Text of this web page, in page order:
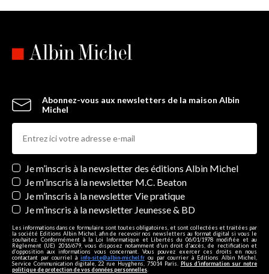
Abonnez-vous aux newsletters de la maison Albin
Michel
Newsletters
Je m’inscris à la newsletter des éditions Albin Michel
Je m'inscris à la newsletter M.C. Beaton
Je m’inscris à la newsletter Vie pratique
Je m’inscris à la newsletter Jeunesse & BD
Les informations dans ce formulaire sont toutes obligatoires, et sont collectées et traitées par
la société Editions Albin Michel, afin de recevoir nos newsletters au format digital si vous le
souhaitez. Conformément à la Loi Informatique et Libertés du 06/01/1978 modifiée et au
Règlement (UE) 2016/679, vous disposez notamment d'un droit d'accès, de rectification et
d’opposition aux informations vous concernant. Vous pouvez exercer ces droits en nous
contactant par courriel à info-site@albin-michel.fr ou par courrier à Editions Albin Michel,
Service Communication digitale, 22 rue Huyghens, 75014 Paris. Plus d’information sur notre
politique de protection de vos données personnelles